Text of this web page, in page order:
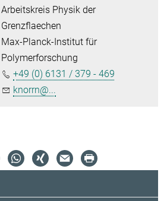
Arbeitskreis Physik der
Grenzflaechen
Max-Planck-Institut für
Polymerforschung
+49 (0) 6131 / 379 - 469
knorrn@...